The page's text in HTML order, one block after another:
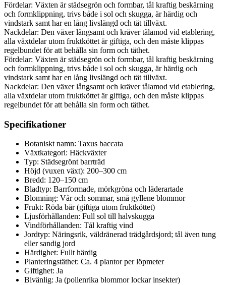
Fördelar: Växten är städsegrön och formbar, tål kraftig beskärning
och formklippning, trivs både i sol och skugga, är härdig och
vindstark samt har en lång livslängd och tät tillväxt.
Nackdelar: Den växer långsamt och kräver tålamod vid etablering,
alla växtdelar utom fruktköttet är giftiga, och den måste klippas
regelbundet för att behålla sin form och täthet.
Fördelar: Växten är städsegrön och formbar, tål kraftig beskärning
och formklippning, trivs både i sol och skugga, är härdig och
vindstark samt har en lång livslängd och tät tillväxt.
Nackdelar: Den växer långsamt och kräver tålamod vid etablering,
alla växtdelar utom fruktköttet är giftiga, och den måste klippas
regelbundet för att behålla sin form och täthet.
Specifikationer
Botaniskt namn: Taxus baccata
Växtkategori: Häckväxter
Typ: Städsegrönt barrträd
Höjd (vuxen växt): 200–300 cm
Bredd: 120–150 cm
Bladtyp: Barrformade, mörkgröna och läderartade
Blomning: Vår och sommar, små gyllene blommor
Frukt: Röda bär (giftiga utom fruktköttet)
Ljusförhållanden: Full sol till halvskugga
Vindförhållanden: Tål kraftig vind
Jordtyp: Näringsrik, väldränerad trädgårdsjord; tål även tung
eller sandig jord
Härdighet: Fullt härdig
Planteringstäthet: Ca. 4 plantor per löpmeter
Giftighet: Ja
Bivänlig: Ja (pollenrika blommor lockar insekter)